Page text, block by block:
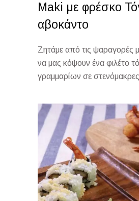
Maki με φρέσκο
αβοκάντο
Ζητάμε από τις ψαραγορές
να μας κόψουν ένα φιλέτο
γραμμαρίων σε